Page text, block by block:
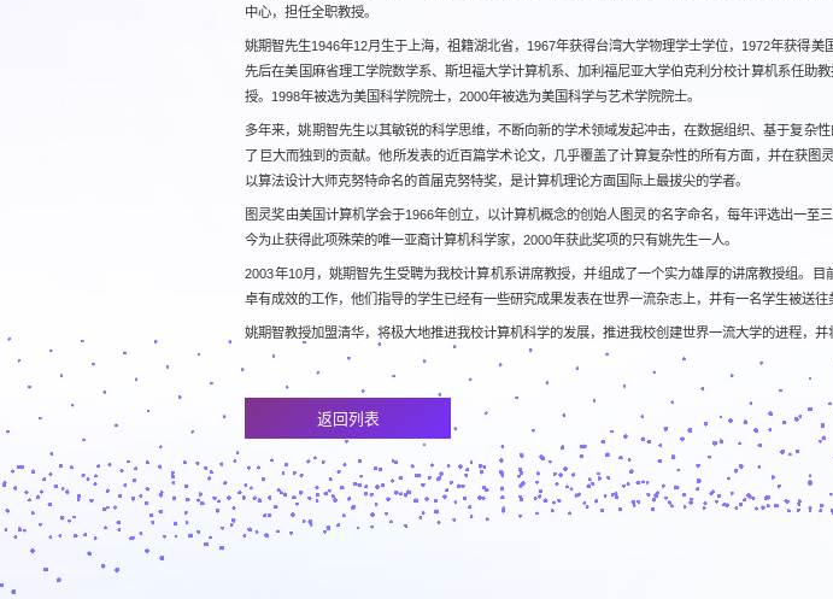
中心，担任全职教授。
姚期智先生1946年12月生于上海，祖籍湖北省，1967年获得台湾大学物理学士学位，1972年获得
先后在美国麻省理工学院数学系、斯坦福大学计算机系、加利福尼亚大学伯克利分校计算机系任助
授。1998年被选为美国科学院院士，2000年被选为美国科学与艺术学院院士。
多年来，姚期智先生以其敏锐的科学思维，不断向新的学术领域发起冲击，在数据组织、基于复杂
了巨大而独到的贡献。他所发表的近百篇学术论文，几乎覆盖了计算复杂性的所有方面，并在获
以算法设计大师克努特命名的首届克努特奖，是计算机理论方面国际上最拔尖的学者。
图灵奖由美国计算机学会于1966年创立，以计算机概念的创始人图灵的名字命名，每年评选出一
今为止获得此项殊荣的唯一亚裔计算机科学家，2000年获此奖项的只有姚先生一人。
2003年10月，姚期智先生受聘为我校计算机系讲席教授，并组成了一个实力雄厚的讲席教授组。
卓有成效的工作，他们指导的学生已经有一些研究成果发表在世界一流杂志上，并有一名学生被送往
姚期智教授加盟清华，将极大地推进我校计算机科学的发展，推进我校创建世界一流大学的进程，并
返回列表